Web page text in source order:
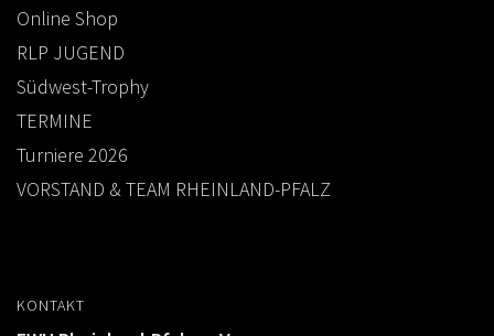
Online Shop
RLP JUGEND
Südwest-Trophy
TERMINE
Turniere 2026
VORSTAND & TEAM RHEINLAND-PFALZ
KONTAKT